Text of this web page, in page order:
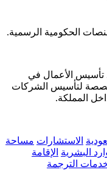
الحكومية الرسمية.
تأسيس الأعمال في
لتأسيس الشركات
المملكة.
الاستشارات مساحة
البشرية الإقامة
الترجمة